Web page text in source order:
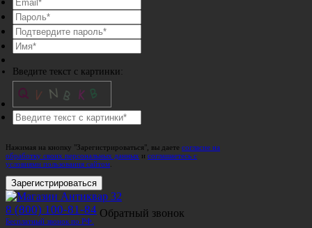
Введите текст с картинки:
Нажимая на кнопку "Зарегистрироваться", вы даете согласие на
обработку своих персональных данных и соглашаетесь с
условиями пользования сайтом
Зарегистрироваться
8 (800) 100-81-84
Бесплатный звонок по РФ.
Обратный звонок